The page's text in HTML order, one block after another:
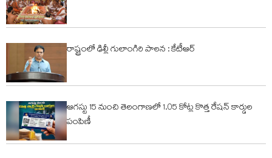
రాష్ట్రంలో ఢిల్లీ గులాంగిరి పాలన : కేటీఆర్
ఆగస్టు 15 నుంచి తెలంగాణలో 1.05 కోట్ల కొత్త రేషన్ కార్డుల
పంపిణీ